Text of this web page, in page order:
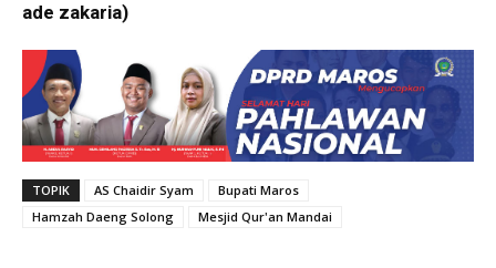
ade zakaria)
TOPIK AS Chaidir Syam
Bupati Maros
Hamzah Daeng Solong
Mesjid Qur'an Mandai